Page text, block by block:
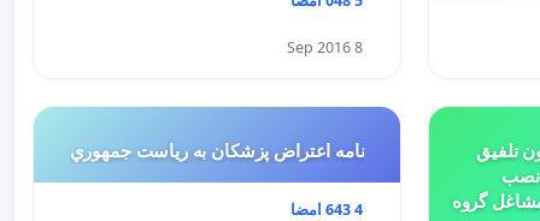
8 Sep 2016
تلفیق
نصب
گروه
نامه اعتراض پزشكان به رياست جمهوري
4 643 امضا